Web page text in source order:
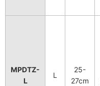
MPDTZ-
L
L
25-
27cm